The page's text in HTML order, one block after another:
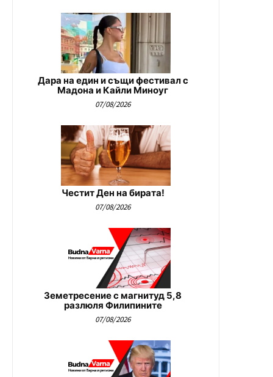
Дара на един и същи фестивал с
Мадона и Кайли Миноуг
07/08/2026
Честит Ден на бирата!
07/08/2026
Земетресение с магнитуд 5,8
разлюля Филипините
07/08/2026